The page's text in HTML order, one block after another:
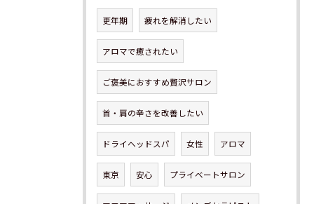
更年期 疲れを解消したい
アロマで癒されたい
ご褒美におすすめ贅沢サロン
首・肩の辛さを改善したい
ドライヘッドスパ 女性 アロマ
東京 安心 プライベートサロン